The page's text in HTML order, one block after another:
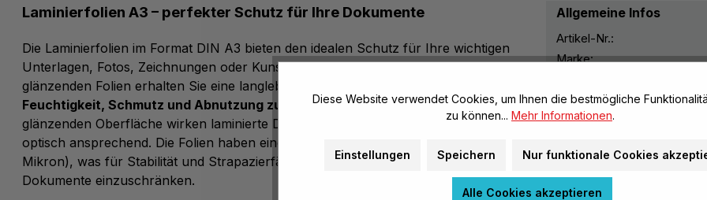
Laminierfolien A3 – perfekter Schutz für Ihre Dokumente
Die Laminierfolien im Format DIN A3 bieten den idealen Schutz für Ihre wichtigen
Unterlagen, Fotos, Zeichnungen oder Kunstwerke. Mit einer Packung von 100
glänzenden Folien erhalten Sie eine langlebige Lösung, um
Feuchtigkeit, Schmutz und Abnutzung zu bewahren. Dank der klaren und
glänzenden Oberfläche wirken laminierte Dokumente professionell und bleiben
optisch ansprechend. Die Folien haben eine Stärke von 150 Mikron (2 x 75
Mikron), was für Stabilität und Strapazierfähigkeit sorgt, ohne die Flexibilität der
Dokumente einzuschränken.
Allgemeine Infos
Artikel-Nr.:
Marke:
Maße & Gewichte
Weitere Maße:
Diese Website verwendet Cookies, um Ihnen die bestmögliche
zu können... Mehr Informationen.
Einstellungen Speichern Nur funktionale Cookies
Alle Cookies akzeptieren